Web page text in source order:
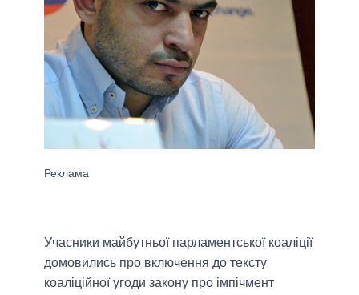
Учасники майбутньої парламентської коаліції
домовились про включення до тексту
коаліційної угоди закону про імпічмент